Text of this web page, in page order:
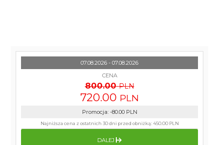
07.08.2026 - 07.08.2026
CENA
800.00 PLN
720.00 PLN
Promocja: -80.00 PLN
Najniższa cena z ostatnich 30 dni przed obniżką:450.00 PLN
DALEJ